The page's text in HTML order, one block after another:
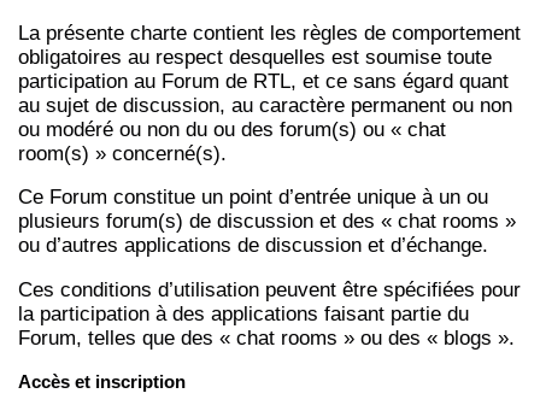
La présente charte contient les règles de comportement
obligatoires au respect desquelles est soumise toute
participation au Forum de RTL, et ce sans égard quant
au sujet de discussion, au caractère permanent ou non
ou modéré ou non du ou des forum(s) ou « chat
room(s) » concerné(s).
Ce Forum constitue un point d’entrée unique à un ou
plusieurs forum(s) de discussion et des « chat rooms »
ou d’autres applications de discussion et d’échange.
Ces conditions d’utilisation peuvent être spécifiées pour
la participation à des applications faisant partie du
Forum, telles que des « chat rooms » ou des « blogs ».
Accès et inscription